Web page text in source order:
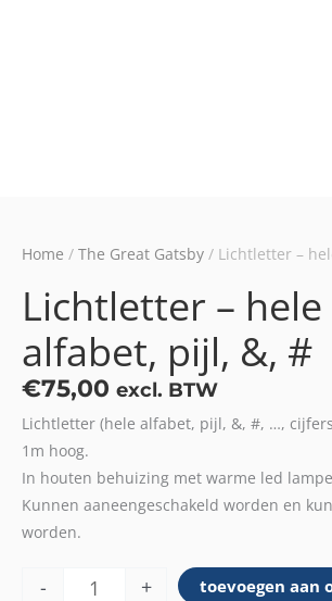
Home / The Great Gatsby / Lichtletter –
Lichtletter – hele
alfabet, pijl, &, #
€75,00 excl. BTW
Lichtletter (hele alfabet, pijl, &, #, …,
1m hoog.
In houten behuizing met warme led
Kunnen aaneengeschakeld worden en
worden.
-
Lichtletter
+ toevoegen aan